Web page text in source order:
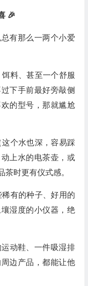
🎉
有那么一两个小爱
料、甚至一个舒服
下手前最好旁敲侧
的型号，那就尴尬
个水也深，容易踩
上水的电茶壶，或
时更有仪式感。
有的种子、好用的
湿度的小仪器，绝
动鞋、一件吸湿排
边产品，都能让他